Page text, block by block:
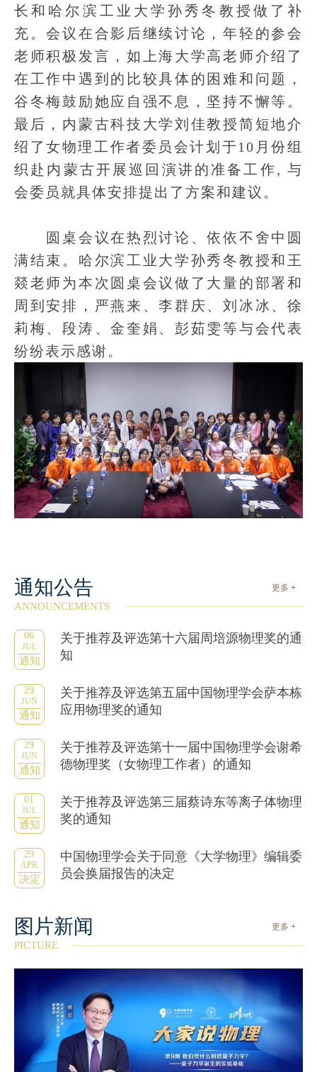
长和哈尔滨工业大学孙秀冬教授做了补
充。会议在合影后继续讨论，年轻的参会
老师积极发言，如上海大学高老师介绍了
在工作中遇到的比较具体的困难和问题，
谷冬梅鼓励她应自强不息，坚持不懈等。
最后，内蒙古科技大学刘佳教授简短地介
绍了女物理工作者委员会计划于10月份组
织赴内蒙古开展巡回演讲的准备工作, 与
会委员就具体安排提出了方案和建议。
圆桌会议在热烈讨论、依依不舍中圆
满结束。哈尔滨工业大学孙秀冬教授和王
燚老师为本次圆桌会议做了大量的部署和
周到安排，严燕来、李群庆、刘冰冰、徐
莉梅、段涛、金奎娟、彭茹雯等与会代表
纷纷表示感谢。
通知公告 更多 +
ANNOUNCEMENTS
06
JUL
通知
关于推荐及评选第十六届周培源物理奖的通
知
29
JUN
通知
关于推荐及评选第五届中国物理学会萨本栋
应用物理奖的通知
29
JUN
通知
关于推荐及评选第十一届中国物理学会谢希
德物理奖（女物理工作者）的通知
01
JUL
通知
关于推荐及评选第三届蔡诗东等离子体物理
奖的通知
29
APR
决定
中国物理学会关于同意《大学物理》编辑委
员会换届报告的决定
更多 +
图片新闻
PICTURE